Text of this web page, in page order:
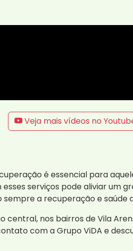
Veja mais vídeos no
é essencial para
serviços pode aliviar um
a recuperação e saúde
central, nos bairros de Vila
com a Grupo ViDA e